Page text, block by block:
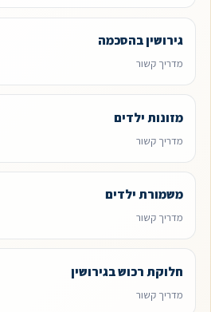
גירושין בהסכמה
מדריך קשור
מזונות ילדים
מדריך קשור
משמורת ילדים
מדריך קשור
חלוקת רכוש בגירושין
מדריך קשור